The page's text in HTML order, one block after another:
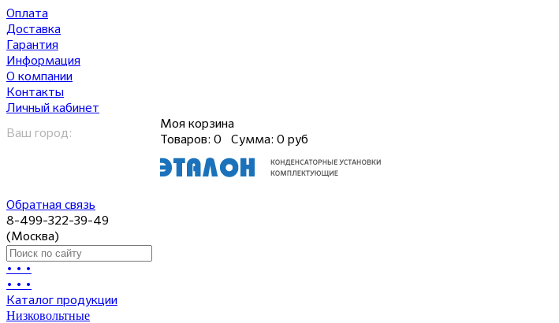
Оплата
Доставка
Гарантия
Информация
О компании
Контакты
Личный кабинет
Ваш город:
Моя корзина
Товаров: 0 Сумма: 0 руб
Обратная связь
8-499-322-39-49
(Москва)
• • •
• • •
Каталог продукции
Низковольтные